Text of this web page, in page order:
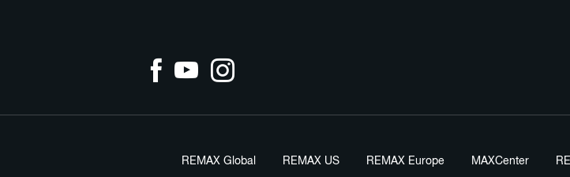
REMAX Global REMAX US REMAX Europe MAXCenter